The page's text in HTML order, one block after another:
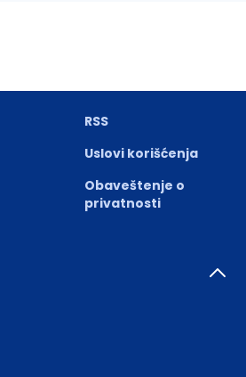
RSS
Uslovi korišćenja
Obaveštenje o
privatnosti